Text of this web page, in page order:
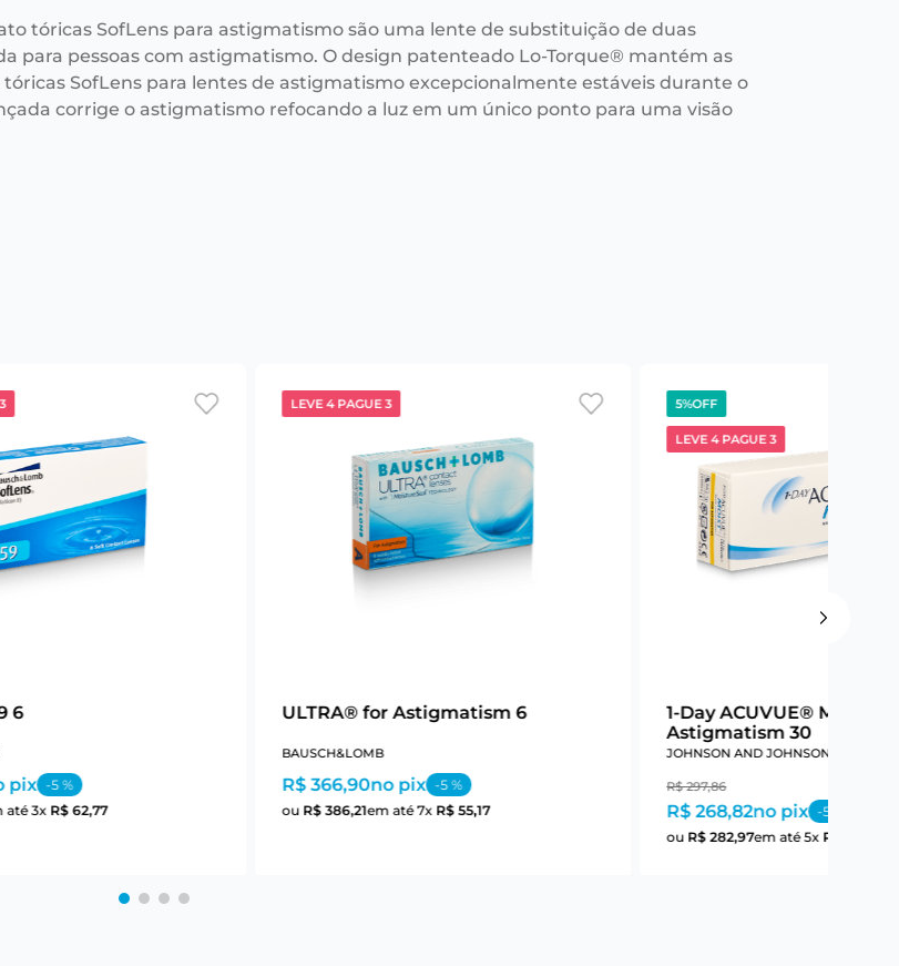
tóricas SofLens para astigmatismo são uma lente de substituição de duas
para pessoas com astigmatismo. O design patenteado Lo-Torque® mantém as
SofLens para lentes de astigmatismo excepcionalmente estáveis durante o
corrige o astigmatismo refocando a luz em um único ponto para uma visão
6
pix -5 %
até3x R$ 62,77
LEVE 4 PAGUE 3
ULTRA® for Astigmatism 6
BAUSCH&LOMB
R$ 366,90no pix -5%
ou R$ 386,21em até7x R$ 55,17
5%OFF
LEVE 4 PAGUE 3
1-Day ACUVUE® Moist
Astigmatism 30
JOHNSON AND JOHNSON
R$ 297,86
R$ 268,82no pix -5
ou R$ 282,97em até5x R$